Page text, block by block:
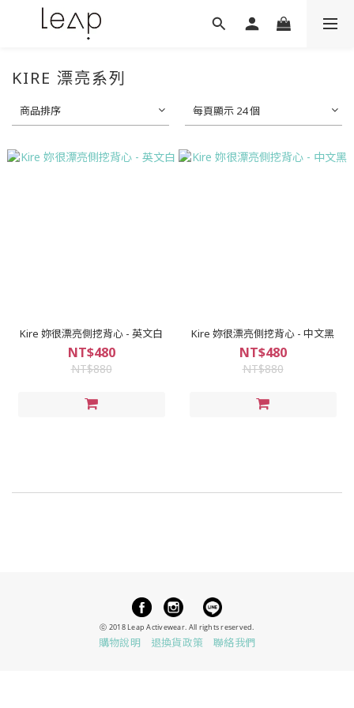
KIRE 漂亮系列
商品排序 每頁顯示 24 個
Kire 妳很漂亮側挖背心 - 英文白
NT$480
NT$880
Kire 妳很漂亮側挖背心 - 中文黑
NT$480
NT$880
ⓒ 2018 Leap Activewear. All rights reserved.
購物說明 退換貨政策 聯絡我們